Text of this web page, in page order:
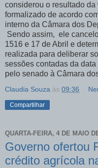
considerou o resultado
formalizado de acordo
interno da Câmara dos
Sendo assim, ele
1516 e 17 de Abril e
realizada para deliberar
sessões contadas da
pelo senado à Câmara
Claudia Souza às 09:36
Compartilhar
QUARTA-FEIRA, 4 DE MAIO
Governo ofertou
crédito agrícola